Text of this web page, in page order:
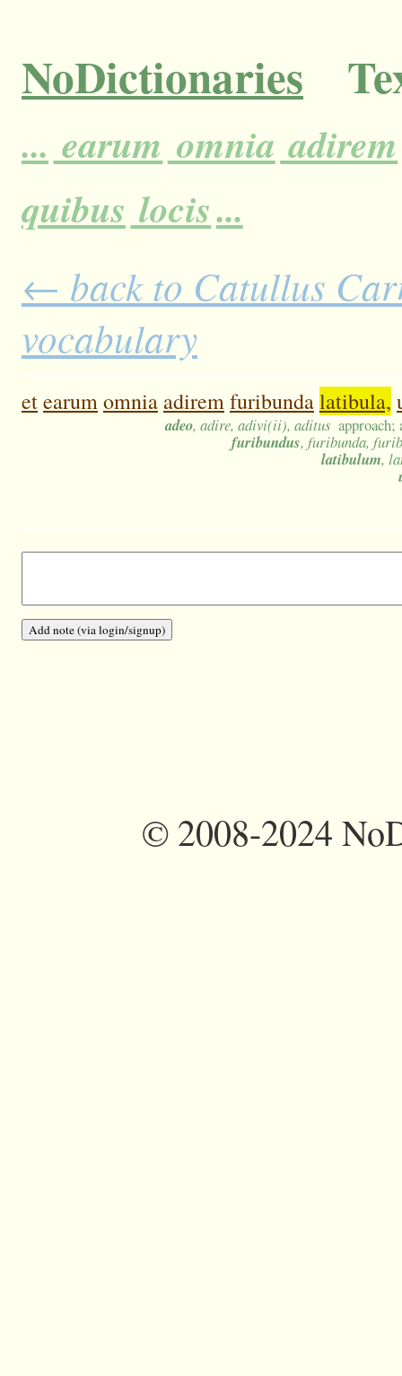
NoDictionaries
... earum omnia adirem
quibus locis...
← back to Catullus
vocabulary
etearumomnia adiremfuribundalatibula,
adeo, adire, adivi(ii), aditus approach;
furibundus, furibunda,
latibulum,
©2008-2024